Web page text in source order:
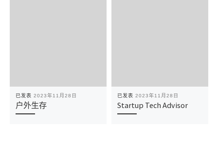
已发表 2023年11月28日
户外生存
已发表 2023年11月28日
Startup Tech Advisor